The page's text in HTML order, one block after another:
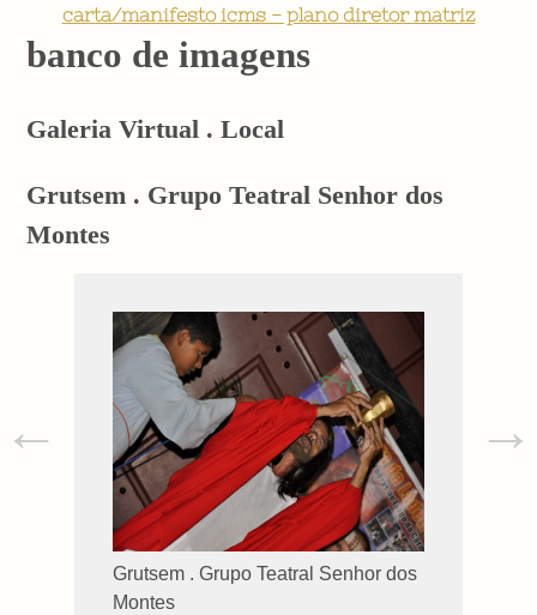
carta/manifesto icms - plano diretor matriz
banco de imagens
Galeria Virtual . Local
Grutsem . Grupo Teatral Senhor dos
Montes
Grutsem . Grupo Teatral Senhor dos
Montes
← →